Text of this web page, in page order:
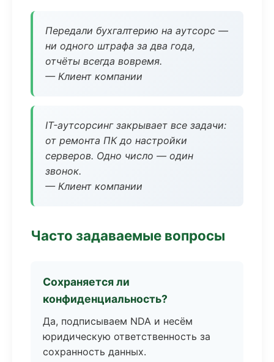
Передали бухгалтерию на аутсорс —
ни одного штрафа за два года,
отчёты всегда вовремя.
— Клиент компании
IT-аутсорсинг закрывает все задачи:
от ремонта ПК до настройки
серверов. Одно число — один
звонок.
— Клиент компании
Часто задаваемые вопросы
Сохраняется ли
конфиденциальность?
Да, подписываем NDA и несём
юридическую ответственность за
сохранность данных.